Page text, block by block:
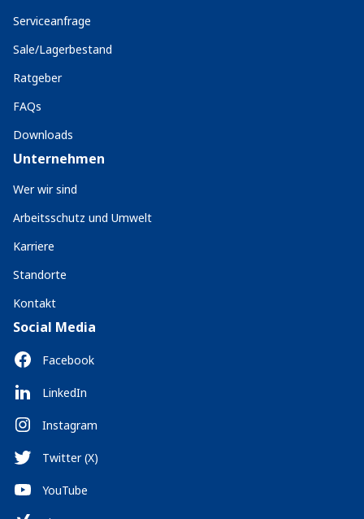
Serviceanfrage
Sale/Lagerbestand
Ratgeber
FAQs
Downloads
Unternehmen
Wer wir sind
Arbeitsschutz und Umwelt
Karriere
Standorte
Kontakt
Social Media
Facebook
LinkedIn
Instagram
Twitter (X)
YouTube